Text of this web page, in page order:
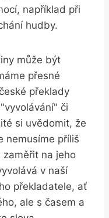
například při
hudby.
může být
přesné
překlady
či
si uvědomit, že
nemusíme příliš
na jeho
v naší
překladatele, ať
ale s časem a